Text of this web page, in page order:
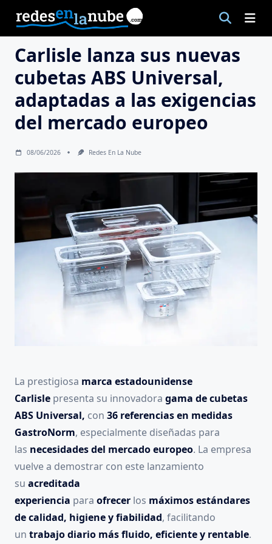
contenido
Carlisle lanza sus nuevas
cubetas ABS Universal,
adaptadas a las exigencias
del mercado europeo
08/06/2026 Redes En La Nube
La prestigiosa marca estadounidense
Carlisle presenta su innovadora gama de cubetas
ABS Universal, con 36 referencias en medidas
GastroNorm, especialmente diseñadas para
las necesidades del mercado europeo. La empresa
vuelve a demostrar con este lanzamiento
su acreditada
experiencia para ofrecer los máximos estándares
de calidad, higiene y fiabilidad, facilitando
un trabajo diario más fluido, eficiente y rentable.